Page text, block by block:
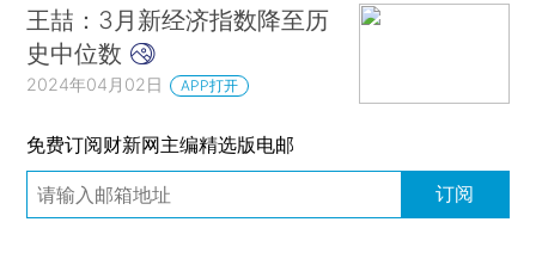
王喆：3月新经济指数降至历
史中位数
2024年04月02日 APP打开
免费订阅财新网主编精选版电邮
订阅